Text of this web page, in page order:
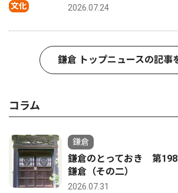
文化 2026.07.24
鎌倉 トップニュースの記事
コラム
鎌倉
鎌倉のとっておき 第
鎌倉（その二）
2026.07.31